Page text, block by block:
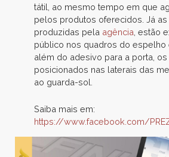
tátil, ao mesmo tempo em que
pelos produtos oferecidos. Já as
produzidas pela agência , estão
público nos quadros do espelho
além do adesivo para a porta, os
posicionados nas laterais das
ao guarda-sol.
Saiba mais em:
https://www.facebook.com/